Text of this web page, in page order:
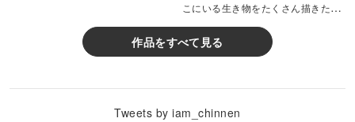
こにいる生き物をたくさん描きたい
作品をすべて見る
Tweets by iam_chinnen